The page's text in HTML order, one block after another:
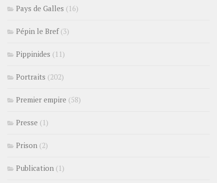
Pays de Galles (16)
Pépin le Bref(3)
Pippinides (11)
Portraits (202)
Premier empire (58)
Presse (1)
Prison (2)
Publication (1)